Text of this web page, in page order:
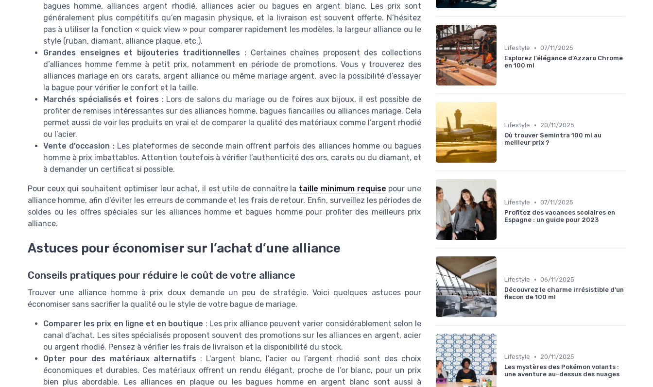
bagues homme, alliances argent rhodié, alliances acier ou bagues en argent blanc. Les prix sont
généralement plus compétitifs qu’en magasin physique, et la livraison est souvent offerte. N’hésitez
pas à utiliser la fonction « quick view » pour comparer rapidement les modèles, la largeur alliance ou le
style (ruban, diamant, alliance plaque, etc.).
Grandes enseignes et bijouteries traditionnelles : Certaines chaînes proposent des collections
d’alliances homme femme à petit prix, notamment en période de promotions. Vous y trouverez des
alliances mariage en ors carats, argent alliance ou même mariage argent, avec la possibilité d’essayer
la bague pour vérifier le confort et la taille.
Marchés spécialisés et foires :Lors de salons du mariage ou de foires aux bijoux, il est possible de
profiter de remises intéressantes sur des alliances homme, bagues fiancailles ou alliances mariage. Cela
permet aussi de voir les produits en vrai et de comparer la qualité des matériaux comme l’argent rhodié
ou l’acier.
Vente d’occasion :Les plateformes de seconde main offrent parfois des alliances homme ou bagues
homme à prix imbattables. Attention toutefois à vérifier l’authenticité des ors, carats ou du diamant, et
à demander un certificat si possible.
Pour ceux qui souhaitent optimiser leur achat, il est utile de connaître la taille minimum requise pour une
alliance homme, afin d’éviter les erreurs de commande et les frais de retour. Enfin, surveillez les périodes de
soldes ou les offres spéciales sur les alliances homme et bagues homme pour profiter des meilleurs prix
alliance.
Astuces pour économiser sur l’achat d’une alliance
Conseils pratiques pour réduire le coût de votre alliance
Trouver une alliance homme à prix doux demande un peu de stratégie. Voici quelques astuces pour
économiser sans sacrifier la qualité ou le style de votre bague de mariage.
Comparer les prix en ligne et en boutique : Les prix alliance peuvent varier considérablement selon le
canal d’achat. Les sites spécialisés proposent souvent des promotions sur les alliances en argent, acier
ou argent rhodié. Pensez à vérifier les frais de livraison et la disponibilité du stock.
Opter pour des matériaux alternatifs : L’argent blanc, l’acier ou l’argent rhodié sont des choix
économiques et durables. Ces matériaux offrent un rendu élégant, proche de l’or blanc, pour un prix
bien plus abordable. Les alliances en plaque ou les bagues homme en argent blanc sont aussi à
Lifestyle • 07/11/2025
Explorez l'élégance d'Azzaro Chrome
en 100 ml
Lifestyle •
20/11/2025
Où trouver Semintra 100 ml au
meilleur prix ?
Lifestyle • 07/11/2025
Profitez des vacances scolaires en
Espagne : un guide pour 2023
Lifestyle • 06/11/2025
Découvrez le charme irrésistible d'un
flacon de 100 ml
Lifestyle •
20/11/2025
Les mystères des Pokémon volants :
une aventure au-dessus des nuages